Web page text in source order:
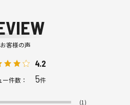
お客様の声
4.2
ー件数： 5件
(1)